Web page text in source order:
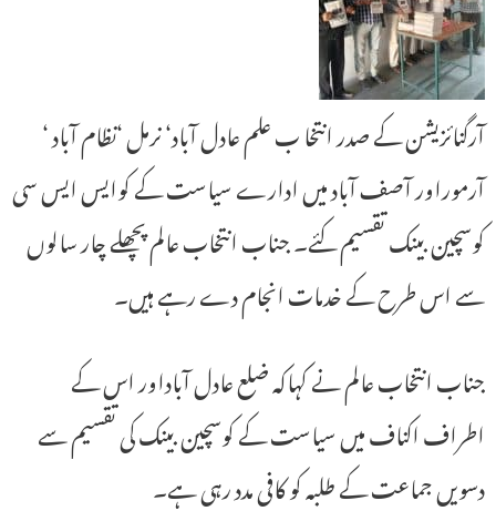
آرگنائزیشن کے صدر انتخا ب علم عادل آباد‘ نرمل ‘نظام آباد ‘
آرموراور آصف آباد میں ادارے سیاست کے کوایس ایس سی
کوسچین بینک تقسیم کئے۔ جناب انتخاب عالم پچھلے چار سالوں
سے اس طرح کے خدمات انجام دے رہے ہیں۔
جناب انتخاب عالم نے کہاکہ ضلع عادل آباداور اس کے
اطراف اکناف میں سیاست کے کوسچین بینک کی تقسیم سے
دسویں جماعت کے طلبہ کو کافی مدد رہی ہے۔